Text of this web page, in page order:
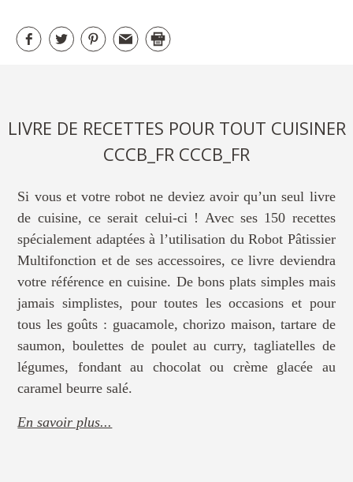
LIVRE DE RECETTES POUR TOUT CUISINER
CCCB_FR CCCB_FR
Si vous et votre robot ne deviez avoir qu’un seul livre
de cuisine, ce serait celui-ci ! Avec ses 150 recettes
spécialement adaptées à l’utilisation du Robot Pâtissier
Multifonction et de ses accessoires, ce livre deviendra
votre référence en cuisine. De bons plats simples mais
jamais simplistes, pour toutes les occasions et pour
tous les goûts : guacamole, chorizo maison, tartare de
saumon, boulettes de poulet au curry, tagliatelles de
légumes, fondant au chocolat ou crème glacée au
caramel beurre salé.
En savoir plus...